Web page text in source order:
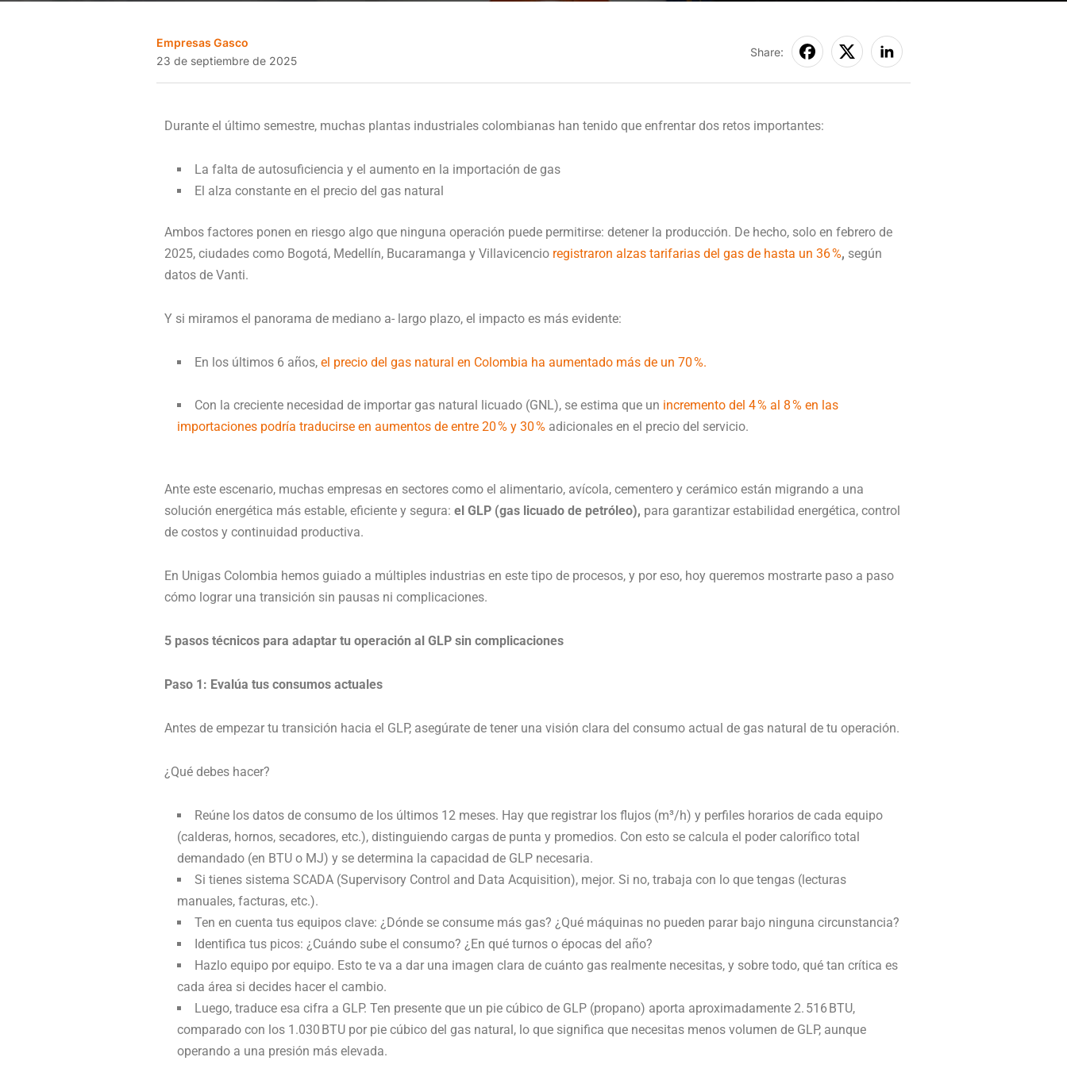
Empresas Gasco
23 de septiembre de 2025
Share:
Durante el último semestre, muchas plantas industriales colombianas han tenido que enfrentar dos retos importantes:
La falta de autosuficiencia y el aumento en la importación de gas
El alza constante en el precio del gas natural
Ambos factores ponen en riesgo algo que ninguna operación puede permitirse: detener la producción. De hecho, solo en febrero de
2025, ciudades como Bogotá, Medellín, Bucaramanga y Villavicencio registraron alzas tarifarias del gas de hasta un 36 %, según
datos de Vanti.
Y si miramos el panorama de mediano a- largo plazo, el impacto es más evidente:
En los últimos 6 años, el precio del gas natural en Colombia ha aumentado más de un 70 %.
Con la creciente necesidad de importar gas natural licuado (GNL), se estima que un incremento del 4 % al 8 % en las
importaciones podría traducirse en aumentos de entre 20 % y 30 % adicionales en el precio del servicio.
Ante este escenario, muchas empresas en sectores como el alimentario, avícola, cementero y cerámico están migrando a una
solución energética más estable, eficiente y segura: el GLP (gas licuado de petróleo), para garantizar estabilidad energética, control
de costos y continuidad productiva.
En Unigas Colombia hemos guiado a múltiples industrias en este tipo de procesos, y por eso, hoy queremos mostrarte paso a paso
cómo lograr una transición sin pausas ni complicaciones.
5 pasos técnicos para adaptar tu operación al GLP sin complicaciones
Paso 1: Evalúa tus consumos actuales
Antes de empezar tu transición hacia el GLP, asegúrate de tener una visión clara del consumo actual de gas natural de tu operación.
¿Qué debes hacer?
Reúne los datos de consumo de los últimos 12 meses. Hay que registrar los flujos (m³/h) y perfiles horarios de cada equipo
(calderas, hornos, secadores, etc.), distinguiendo cargas de punta y promedios. Con esto se calcula el poder calorífico total
demandado (en BTU o MJ) y se determina la capacidad de GLP necesaria.
Si tienes sistema SCADA (Supervisory Control and Data Acquisition), mejor. Si no, trabaja con lo que tengas (lecturas
manuales, facturas, etc.).
Ten en cuenta tus equipos clave: ¿Dónde se consume más gas? ¿Qué máquinas no pueden parar bajo ninguna circunstancia?
Identifica tus picos: ¿Cuándo sube el consumo? ¿En qué turnos o épocas del año?
Hazlo equipo por equipo. Esto te va a dar una imagen clara de cuánto gas realmente necesitas, y sobre todo, qué tan crítica es
cada área si decides hacer el cambio.
Luego, traduce esa cifra a GLP. Ten presente que un pie cúbico de GLP (propano) aporta aproximadamente 2. 516 BTU,
comparado con los 1.030 BTU por pie cúbico del gas natural, lo que significa que necesitas menos volumen de GLP, aunque
operando a una presión más elevada.